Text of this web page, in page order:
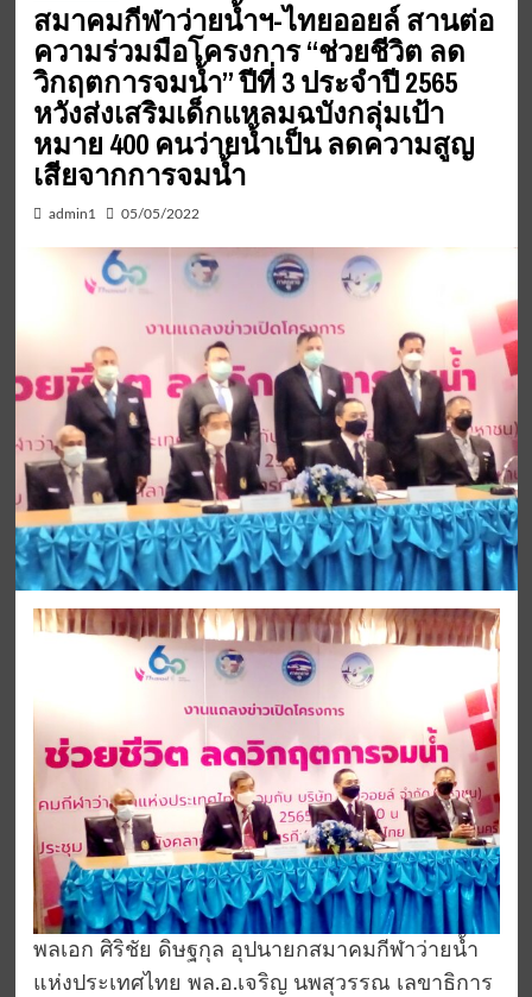
สมาคมกีฬาว่ายน้ำฯ-ไทยออยล์ สานต่อ
ความร่วมมือโครงการ “ช่วยชีวิต ลด
วิกฤตการจมน้ำ” ปีที่ 3 ประจำปี 2565
หวังส่งเสริมเด็กแหลมฉบังกลุ่มเป้า
หมาย 400 คนว่ายน้ำเป็น ลดความสูญ
เสียจากการจมน้ำ
admin1 05/05/2022
พลเอก ศิริชัย ดิษฐกุล อุปนายกสมาคมกีฬาว่ายน้ำ
แห่งประเทศไทย พล.อ.เจริญ นพสุวรรณ เลขาธิการ